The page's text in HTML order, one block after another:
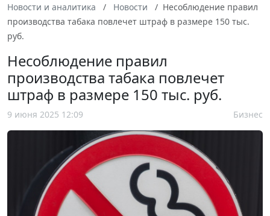
Новости и аналитика Новости
Несоблюдение правил
производства табака повлечет штраф в размере 150 тыс.
руб.
Несоблюдение правил
производства табака повлечет
штраф в размере 150 тыс. руб.
9 июня 2025 12:09 Бизнес